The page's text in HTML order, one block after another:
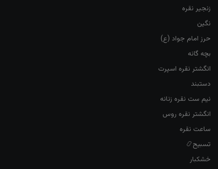
زنجیر نقره
نگین
حرز امام جواد (ع)
بچه گانه
انگشتر نقره اسپرت
دستبند
نیم ست نقره زنانه
انگشتر نقره روس
ساعت نقره
تسبیح📿
خشکبار